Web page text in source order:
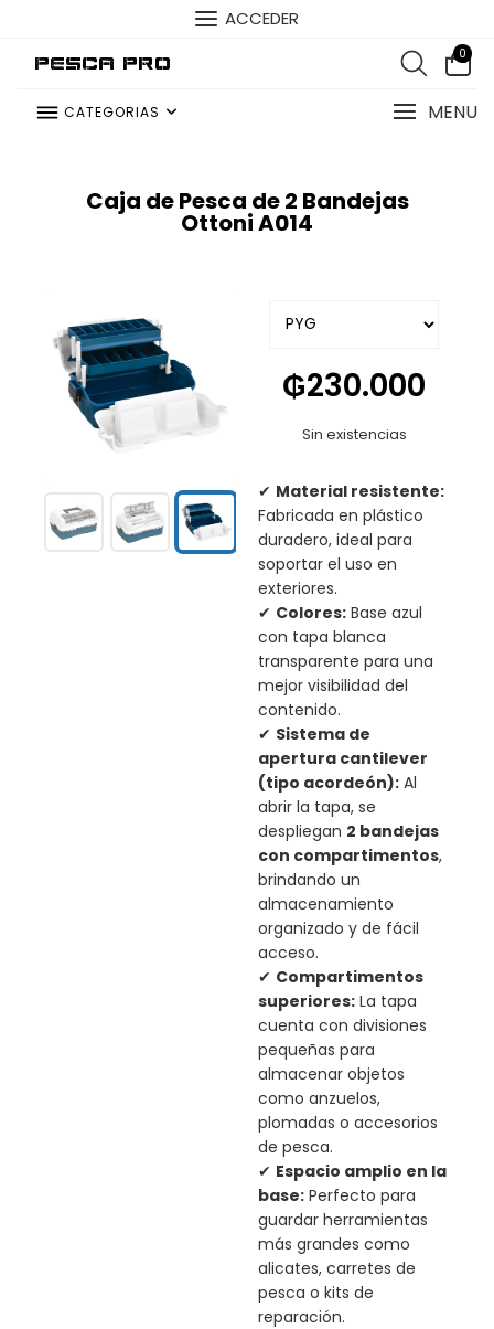
ACCEDER
Pesca Pro 0
CATEGORIAS MENU
Caja de Pesca de 2 Bandejas
Ottoni A014
✔ Material resistente:
Fabricada en plástico
duradero, ideal para
soportar el uso en
exteriores.
✔ Colores: Base azul
con tapa blanca
transparente para una
mejor visibilidad del
contenido.
✔ Sistema de
apertura cantilever
(tipo acordeón): Al
abrir la tapa, se
despliegan 2 bandejas
con compartimentos,
brindando un
almacenamiento
organizado y de fácil
acceso.
✔ Compartimentos
superiores: La tapa
cuenta con divisiones
pequeñas para
almacenar objetos
como anzuelos,
plomadas o accesorios
de pesca.
✔ Espacio amplio en la
base: Perfecto para
guardar herramientas
más grandes como
alicates, carretes de
pesca o kits de
reparación.
Sin existencias
₲230.000